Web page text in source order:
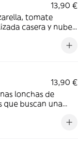
13,90 €
tomate
casera y nubes
13,90 €
lonchas de
que buscan una